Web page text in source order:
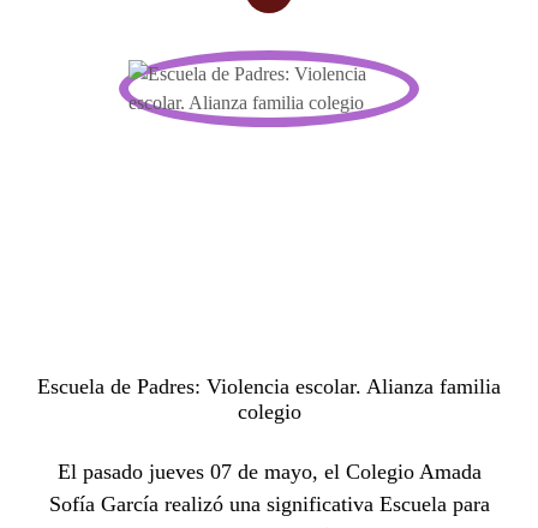
Escuela de Padres: Violencia escolar. Alianza familia
colegio
El pasado jueves 07 de mayo, el Colegio Amada
Sofía García realizó una significativa Escuela para